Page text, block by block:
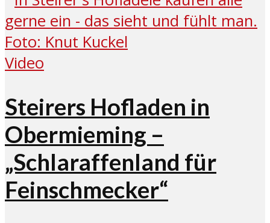
Video
Steirers Hofladen in
Obermieming –
„Schlaraffenland für
Feinschmecker“